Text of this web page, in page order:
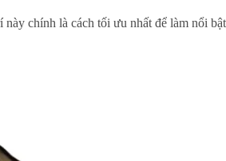
chính là cách tối ưu nhất để làm nổi